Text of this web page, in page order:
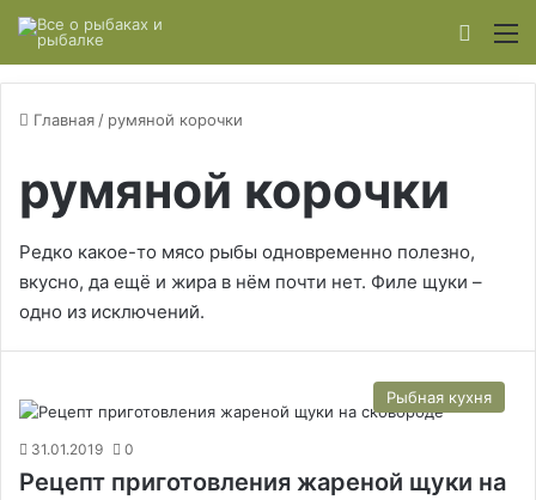
Главная / румяной корочки
румяной корочки
Редко какое-то мясо рыбы одновременно полезно,
вкусно, да ещё и жира в нём почти нет. Филе щуки –
одно из исключений.
Рыбная кухня
31.01.2019 0
Рецепт приготовления жареной щуки на